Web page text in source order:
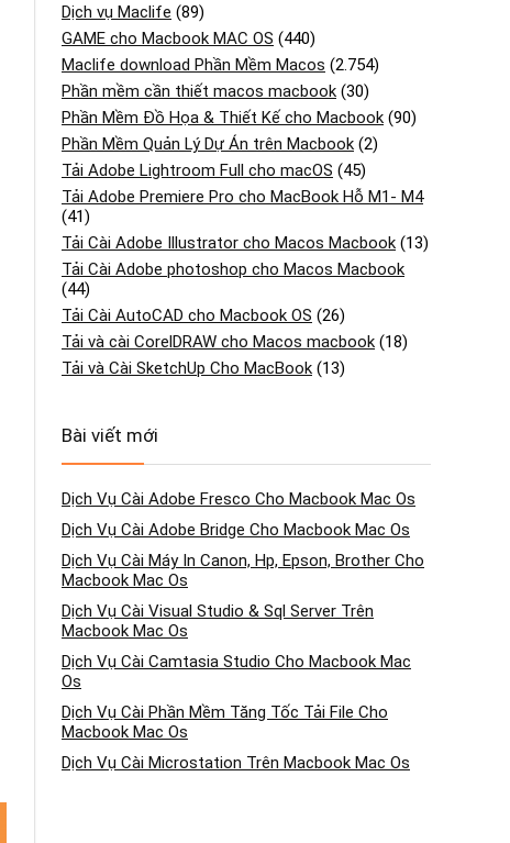
Dịch vụ Maclife (89)
GAME cho Macbook MAC OS (440)
Maclife download Phần Mềm Macos (2.754)
Phần mềm cần thiết macos macbook (30)
Phần Mềm Đồ Họa & Thiết Kế cho Macbook (90)
Phần Mềm Quản Lý Dự Án trên Macbook (2)
Tải Adobe Lightroom Full cho macOS (45)
Tải Adobe Premiere Pro cho MacBook Hỗ M1- M4
(41)
Tải Cài Adobe Illustrator cho Macos Macbook (13)
Tải Cài Adobe photoshop cho Macos Macbook
(44)
Tải Cài AutoCAD cho Macbook OS (26)
Tải và cài CorelDRAW cho Macos macbook (18)
Tải và Cài SketchUp Cho MacBook (13)
Bài viết mới
Dịch Vụ Cài Adobe Fresco Cho Macbook Mac Os
Dịch Vụ Cài Adobe Bridge Cho Macbook Mac Os
Dịch Vụ Cài Máy In Canon, Hp, Epson, Brother Cho
Macbook Mac Os
Dịch Vụ Cài Visual Studio & Sql Server Trên
Macbook Mac Os
Dịch Vụ Cài Camtasia Studio Cho Macbook Mac
Os
Dịch Vụ Cài Phần Mềm Tăng Tốc Tải File Cho
Macbook Mac Os
Dịch Vụ Cài Microstation Trên Macbook Mac Os